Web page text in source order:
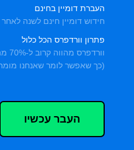
העברת דומיין בחינם
חידוש דומיין חינם לשנה
פתרון וורדפרס הכל כלול
(כך שאפשר לומר שאנחנו
העבר עכשיו